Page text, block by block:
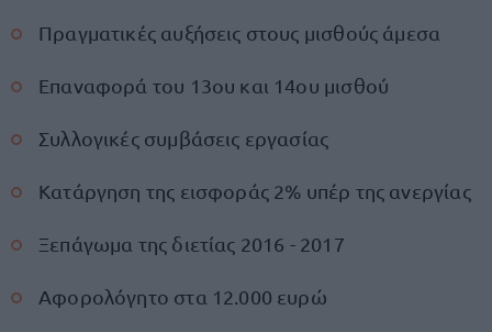
Πραγματικές αυξήσεις στους μισθούς άμεσα
Επαναφορά του 13ου και 14ου μισθού
Συλλογικές συμβάσεις εργασίας
Κατάργηση της εισφοράς 2% υπέρ της ανεργίας
Ξεπάγωμα της διετίας 2016 - 2017
Αφορολόγητο στα 12.000 ευρώ